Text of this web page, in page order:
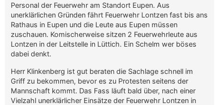
Personal der Feuerwehr am Standort Eupen. Aus
unerklärlichen Gründen fährt Feuerwehr Lontzen fast bis ans
Rathaus in Eupen und die Leute aus Eupen müssen
zuschauen. Komischerweise sitzen 2 Feuerwehrleute aus
Lontzen in der Leitstelle in Lüttich. Ein Schelm wer böses
dabei denkt.
Herr Klinkenberg ist gut beraten die Sachlage schnell im
Griff zu bekommen, bevor es zu Protesten seitens der
Mannschaft kommt. Das Fass läuft bald über, nach einer
Vielzahl unerklärlicher Einsätze der Feuerwehr Lontzen in